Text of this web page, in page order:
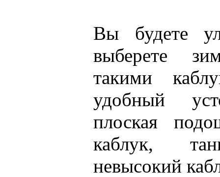
Вы будете
выберете
такими
удобный
плоская
каблук,
невысокий